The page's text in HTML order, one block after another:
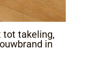
tot takeling,
in